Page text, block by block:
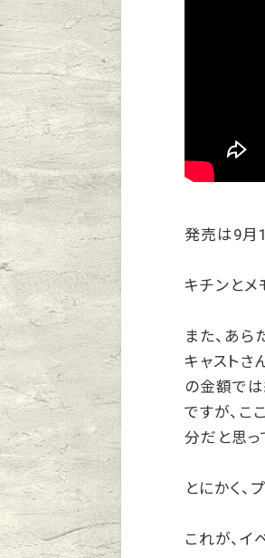
発売は9月
キチンとメ
また、あら
キャストさ
の金額では
ですが、こ
分だと思っ
とにかく、
これが、イ